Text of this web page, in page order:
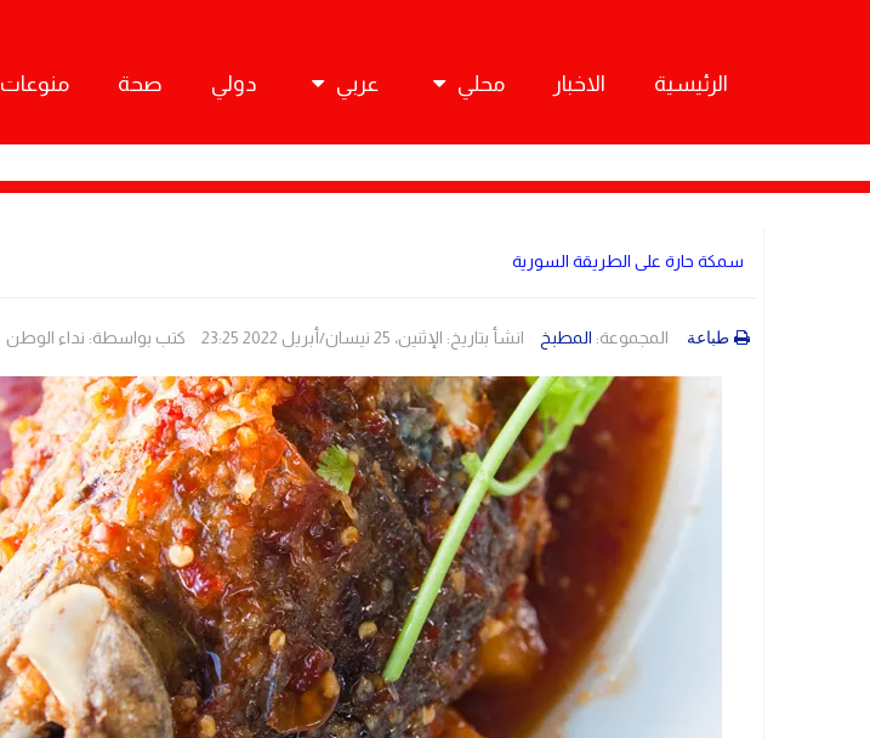
الرئيسية الاخبار محلي عربي دولي صحة منوعات
سمكة حارة على الطريقة السورية
المجموعة: المطبخ انشأ بتاريخ: الإثنين، 25 نيسان/أبريل 2022 23:25 كتب بواسطة: نداء الوطن طباعة